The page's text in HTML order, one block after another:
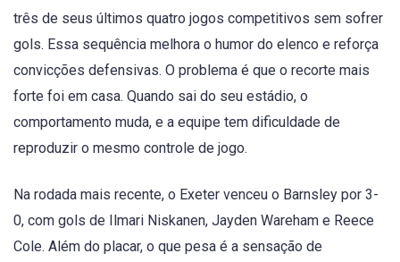
três de seus últimos quatro jogos competitivos sem sofrer
gols. Essa sequência melhora o humor do elenco e reforça
convicções defensivas. O problema é que o recorte mais
forte foi em casa. Quando sai do seu estádio, o
comportamento muda, e a equipe tem dificuldade de
reproduzir o mesmo controle de jogo.
Na rodada mais recente, o Exeter venceu o Barnsley por 3-
0, com gols de Ilmari Niskanen, Jayden Wareham e Reece
Cole. Além do placar, o que pesa é a sensação de